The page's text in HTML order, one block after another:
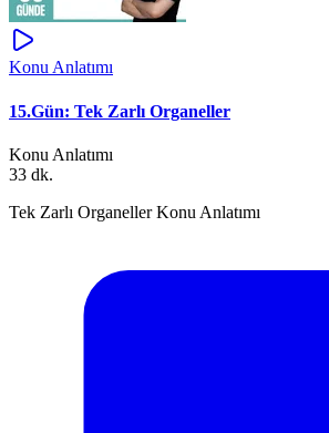
Konu Anlatımı
15.Gün: Tek Zarlı Organeller
Konu Anlatımı
33 dk.
Tek Zarlı Organeller Konu Anlatımı